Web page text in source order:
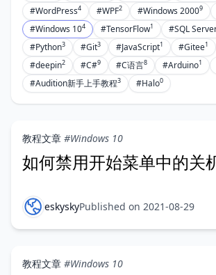
#WordPress4 #WPF2 #Windows 20009
#Windows 104 #TensorFlow1 #SQL
#Python3 #Git3 #JavaScript1 #Gitee1
#deepin2 #C#9 #C语言8 #Arduino1
#Audition新手上手教程3 #Halo0
教程文章 #Windows 10
如何禁用开始菜单中的关
eskyskyPublished on 2021-08-29
教程文章 #Windows 10